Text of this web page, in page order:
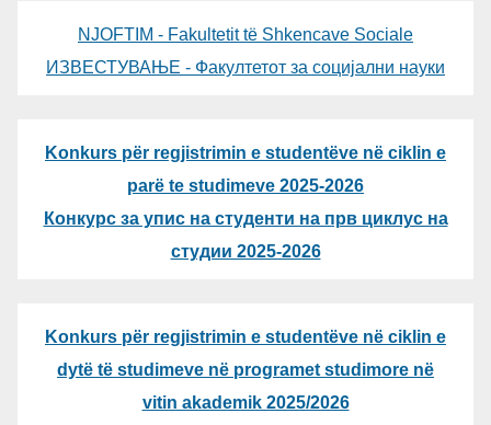
NJOFTIM - Fakultetit të Shkencave Sociale
ИЗВЕСТУВАЊЕ - Факултетот за социјални науки
Konkurs për regjistrimin e studentëve në ciklin e
parë te studimeve 2025-2026
Конкурс за упис на студенти на прв циклус на
студии 2025-2026
Konkurs për regjistrimin e studentëve në ciklin e
dytë të studimeve në programet studimore në
vitin akademik 2025/2026